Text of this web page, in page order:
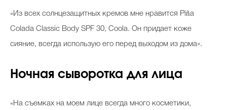
«Из всех солнцезащитных кремов мне нравится Piña
Colada Classic Body SPF 30, Coola. Он придает коже
сияние, всегда использую его перед выходом из дома».
Ночная сыворотка для лица
«На съемках на моем лице всегда много косметики,